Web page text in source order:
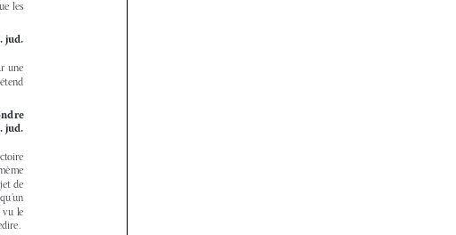



